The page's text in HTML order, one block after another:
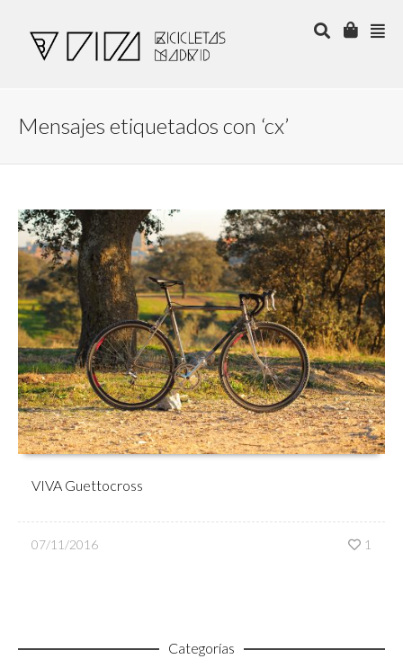
Mensajes etiquetados con ‘cx’
VIVA Guettocross
07/11/2016 1
Categorías